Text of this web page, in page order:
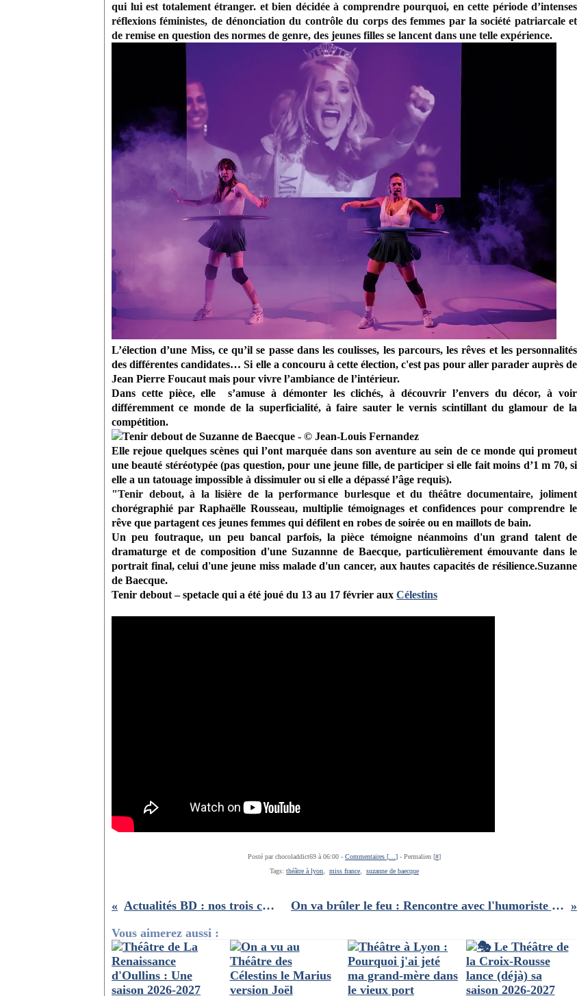
qui lui est totalement étranger. et bien décidée à comprendre pourquoi, en cette période d’intenses
réflexions féministes, de dénonciation du contrôle du corps des femmes par la société patriarcale et
de remise en question des normes de genre, des jeunes filles se lancent dans une telle expérience.
L’élection d’une Miss, ce qu’il se passe dans les coulisses, les parcours, les rêves et les personnalités
des différentes candidates… Si elle a concouru à cette élection, c'est pas pour aller parader auprès de
Jean Pierre Foucaut mais pour vivre l’ambiance de l’intérieur.
Dans cette pièce, elle
s’amuse à démonter les clichés, à découvrir l’envers du décor, à voir
différemment ce monde de la superficialité, à faire sauter le vernis scintillant du glamour de la
compétition.
Elle rejoue quelques scènes qui l’ont marquée dans son aventure au sein de ce monde qui promeut
une beauté stéréotypée (pas question, pour une jeune fille, de participer si elle fait moins d’1 m 70, si
elle a un tatouage impossible à dissimuler ou si elle a dépassé l’âge requis).
"Tenir debout, à la lisière de la performance burlesque et du théâtre documentaire, joliment
chorégraphié par Raphaëlle Rousseau, multiplie témoignages et confidences pour comprendre le
rêve que partagent ces jeunes femmes qui défilent en robes de soirée ou en maillots de bain.
Un peu foutraque, un peu bancal parfois, la pièce témoigne néanmoins d'un grand talent de
dramaturge et de composition d'uneSuzannne de Baecque, particulièrement émouvante dans le
portrait final, celui d'une jeune miss malade d'un cancer, aux hautes capacités de résilience.Suzanne
de Baecque.
Tenir debout– spetacle qui a été joué du 13 au 17 février aux Célestins
Posté par chocoladdict69 à 06:00 - Commentaires [ ] - Permalien [#]
Tags: théâtre à lyon miss france suzanne de baecque
Actualités BD : nos trois coup de ❤️ de février 2024
On va brûler le feu : Rencontre avec l'humoriste Swann Périssé - Palais des Glaces (Paris)
Vous aimerez aussi :